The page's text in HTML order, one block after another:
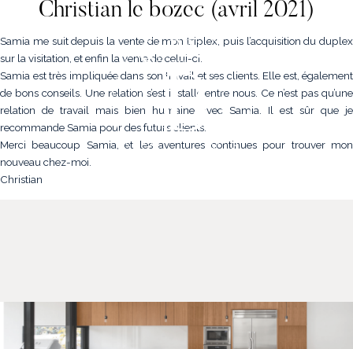
CONTACT
Christian le bozec (avril 2021)
Samia me suit depuis la vente de mon triplex, puis l’acquisition du duplex
sur la visitation, et enfin la vente de celui-ci.
Samia est très impliquée dans son travail et ses clients. Elle est, également
de bons conseils. Une relation s’est installé entre nous. Ce n’est pas qu’une
relation de travail mais bien humaine avec Samia. Il est sûr que je
recommande Samia pour des futurs clients.
Merci beaucoup Samia, et les aventures continues pour trouver mon
nouveau chez-moi.
Christian